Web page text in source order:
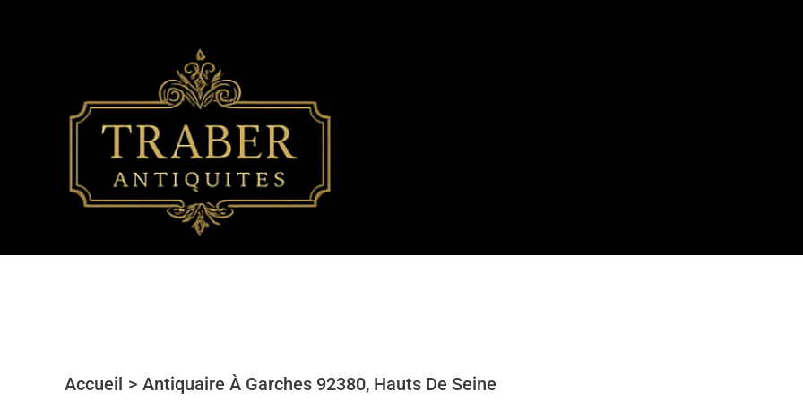
Accueil Antiquaire À Garches 92380, Hauts De Seine